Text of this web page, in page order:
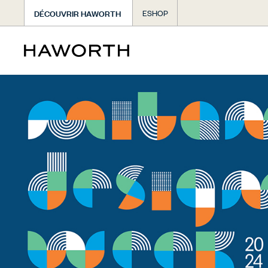
DÉCOUVRIR HAWORTH ESHOP